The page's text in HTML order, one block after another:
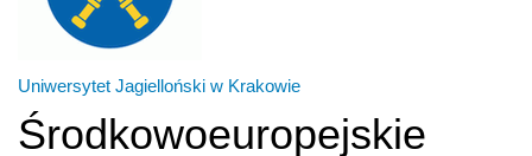
Uniwersytet Jagielloński w Krakowie
Środkowoeuropejskie